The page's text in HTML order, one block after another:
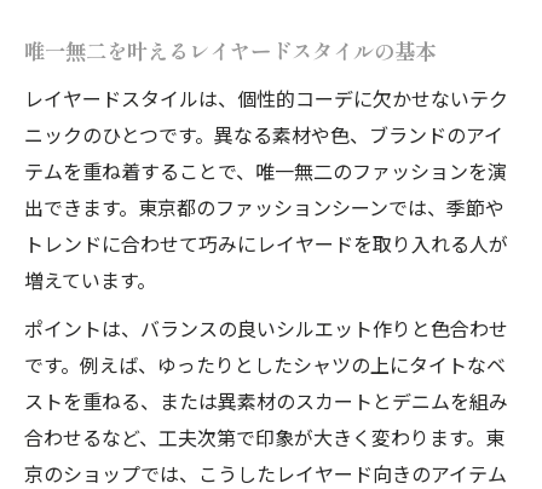
セレクトショップ巡りで個性を磨く楽しみ
方
個性的コーデと相性抜群の東京限定アイテ
ム
東京旗艦店の個性的コーデ最新トレンド
東京選物店で見つける個性的スタイル
新たな自分に出会える東京都の個性派事情
個性的コーデで広がる東京ファッション体
験
東京で出会う新しい個性派セレクトショッ
プ
唯一無二を叶えるレイヤードスタイルの基本
レイヤードスタイルは、個性的コーデに欠かせないテク
ニックのひとつです。異なる素材や色、ブランドのアイ
テムを重ね着することで、唯一無二のファッションを演
出できます。東京都のファッションシーンでは、季節や
トレンドに合わせて巧みにレイヤードを取り入れる人が
増えています。
ポイントは、バランスの良いシルエット作りと色合わせ
です。例えば、ゆったりとしたシャツの上にタイトなベ
ストを重ねる、または異素材のスカートとデニムを組み
合わせるなど、工夫次第で印象が大きく変わります。東
京のショップでは、こうしたレイヤード向きのアイテム